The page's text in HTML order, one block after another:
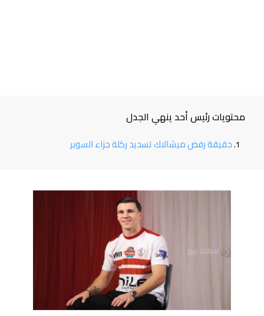
محتويات رئيس أحد ينهي الجدل
حقيقة رفض ميشالاك تسديد ركلة جزاء السوبر